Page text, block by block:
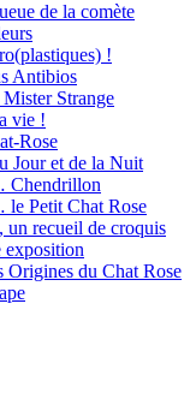
de la comète
!
Antibios
Strange
vie !
Rose
Jour et de la Nuit
Chendrillon
Petit Chat Rose
un recueil de croquis
exposition
Origines du Chat Rose